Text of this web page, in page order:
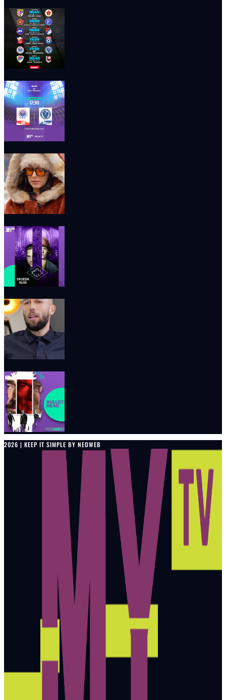
2026 | KEEP IT SIMPLE BY NEOWEB